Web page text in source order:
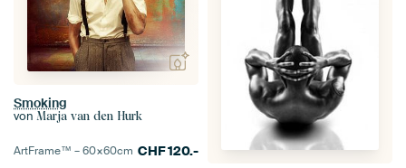
Smoking
von Marja van den Hurk
ArtFrame™ –60×60cm CHF120.-